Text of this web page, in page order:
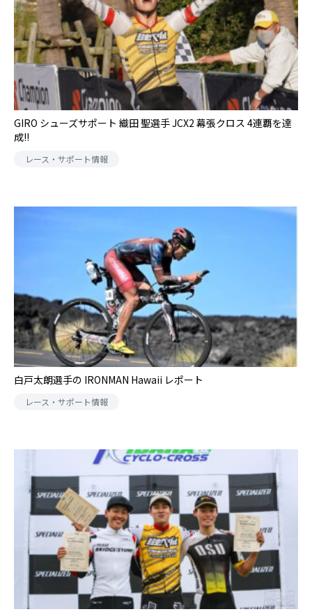
GIRO シューズサポート 織田 聖選手 JCX2 幕張クロス 4連覇を達
成!!
レース・サポート情報
白戸太朗選手の IRONMAN Hawaii レポート
レース・サポート情報